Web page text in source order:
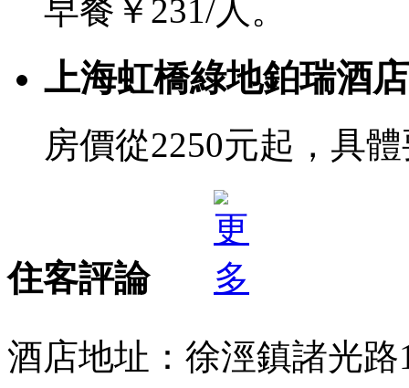
早餐￥231/人。
上海虹橋綠地鉑瑞酒
房價從2250元起，具
住客評論
酒店地址：徐涇鎮諸光